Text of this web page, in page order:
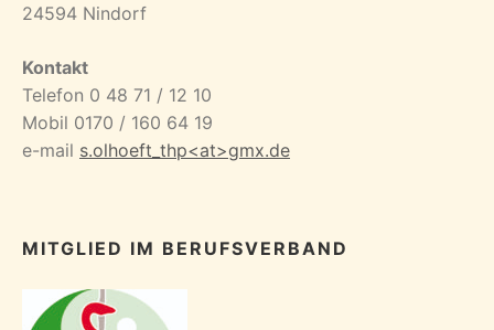
24594 Nindorf
Kontakt
Telefon 0 48 71 / 12 10
Mobil 0170 / 160 64 19
e-mail s.olhoeft_thp<at>gmx.de
MITGLIED IM BERUFSVERBAND